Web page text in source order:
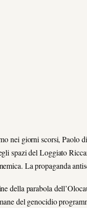
nei giorni scorsi, Paolo
spazi del Loggiato
La propaganda
della parabola
del genocidio